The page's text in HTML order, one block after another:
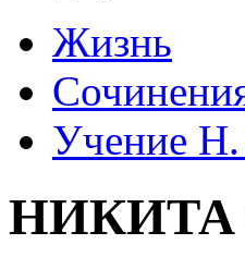
Жизнь
Учение
НИКИТА